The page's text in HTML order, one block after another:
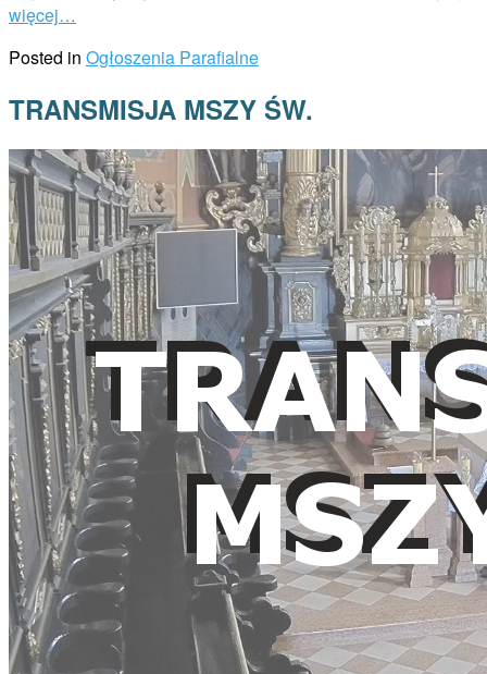
więcej…
Posted in Ogłoszenia Parafialne
TRANSMISJA MSZY ŚW.